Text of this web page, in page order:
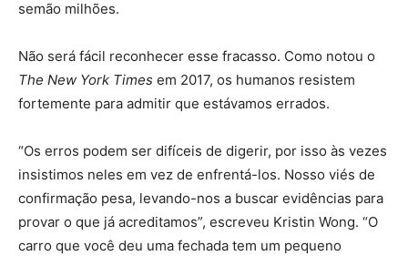
semão milhões.
Não será fácil reconhecer esse fracasso. Como notou o
The New York Times em 2017, os humanos resistem
fortemente para admitir que estávamos errados.
“Os erros podem ser difíceis de digerir, por isso às vezes
insistimos neles em vez de enfrentá-los. Nosso viés de
confirmação pesa, levando-nos a buscar evidências para
provar o que já acreditamos”, escreveu Kristin Wong. “O
carro que você deu uma fechada tem um pequeno